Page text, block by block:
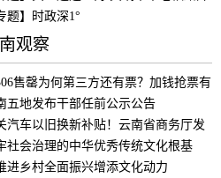
题】时政深1°
观察
售罄为何第三方还有票？加钱抢票有
五地发布干部任前公示公告
汽车以旧换新补贴！云南省商务厅发
社会治理的中华优秀传统文化根基
进乡村全面振兴增添文化动力